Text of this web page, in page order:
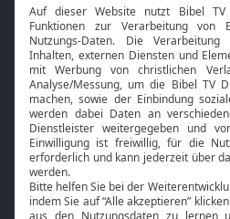
Neuigkeiten
Bibel TV
Über uns